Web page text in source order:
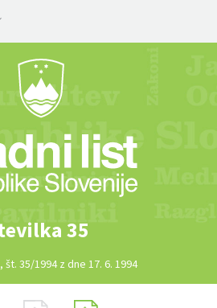
35
št. 35/1994 z dne 17. 6. 1994